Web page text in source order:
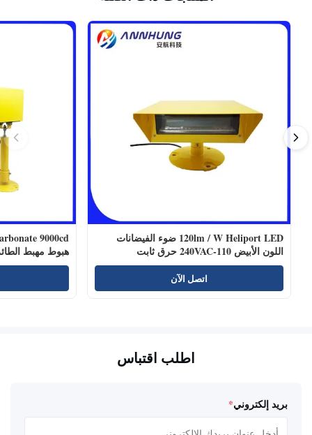
120lm / W Heliport LED ضوء الفيضانات
اللون الأبيض 110-240VAC حرق ثابت
اتصل الآن
هبوط مهبط
اطلب اقتباس
بريد إلكتروني*